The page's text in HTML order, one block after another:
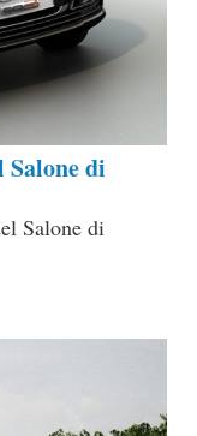
di
Salone di